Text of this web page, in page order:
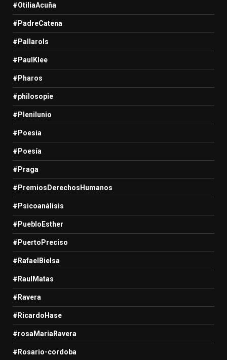
#OtiliaAcuña
#PadreCatena
#Pallarols
#PaulKlee
#Pharos
#philosopie
#Plenilunio
#Poesia
#Poesía
#Praga
#PremiosDerechosHumanos
#Psicoanálisis
#PuebloEsther
#PuertoPreciso
#RafaelBielsa
#RaulMatas
#Ravera
#RicardoHase
#rosaMariaRavera
#Rosario-cordoba